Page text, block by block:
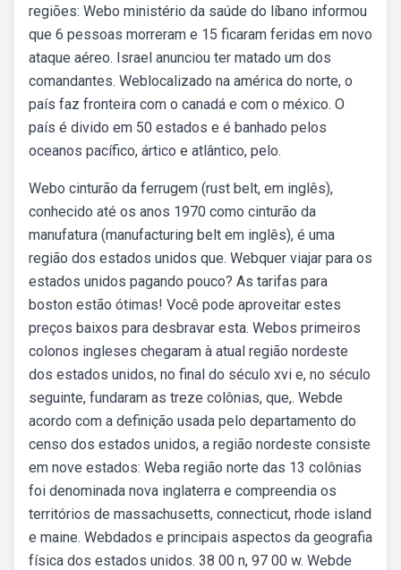
regiões: Webo ministério da saúde do líbano informou
que 6 pessoas morreram e 15 ficaram feridas em novo
ataque aéreo. Israel anunciou ter matado um dos
comandantes. Weblocalizado na américa do norte, o
país faz fronteira com o canadá e com o méxico. O
país é divido em 50 estados e é banhado pelos
oceanos pacífico, ártico e atlântico, pelo.
Webo cinturão da ferrugem (rust belt, em inglês),
conhecido até os anos 1970 como cinturão da
manufatura (manufacturing belt em inglês), é uma
região dos estados unidos que. Webquer viajar para os
estados unidos pagando pouco? As tarifas para
boston estão ótimas! Você pode aproveitar estes
preços baixos para desbravar esta. Webos primeiros
colonos ingleses chegaram à atual região nordeste
dos estados unidos, no final do século xvi e, no século
seguinte, fundaram as treze colônias, que,. Webde
acordo com a definição usada pelo departamento do
censo dos estados unidos, a região nordeste consiste
em nove estados: Weba região norte das 13 colônias
foi denominada nova inglaterra e compreendia os
territórios de massachusetts, connecticut, rhode island
e maine. Webdados e principais aspectos da geografia
física dos estados unidos. 38 00 n, 97 00 w. Webde